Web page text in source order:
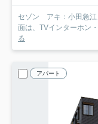
セゾン アキ：小田急江
面は、TVインターホン
る
アパート